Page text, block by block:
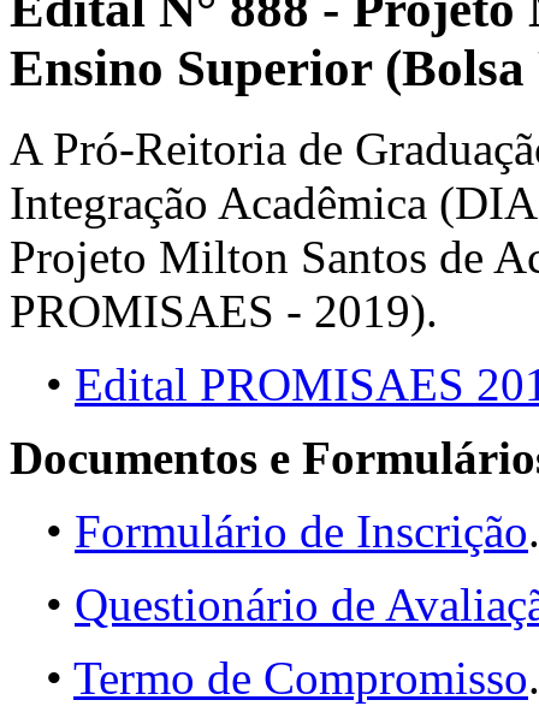
Ensino Superior
A Pró-Reitoria de
Integração Acadêmica
Projeto Milton Santos de
PROMISAES - 2019).
• Edital PROMISAES
Documentos e
• Formulário de Inscrição.
• Questionário de
• Termo de Compromisso.